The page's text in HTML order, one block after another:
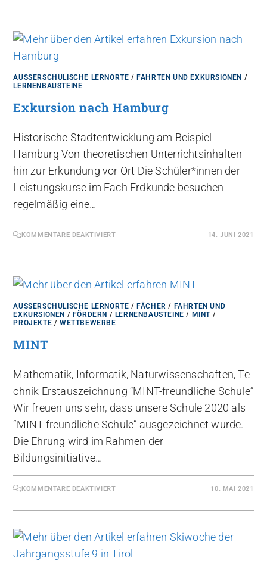
AUSSERSCHULISCHE LERNORTE / FAHRTEN UND EXKURSIONEN /
LERNENBAUSTEINE
Exkursion nach Hamburg
Historische Stadtentwicklung am Beispiel
Hamburg Von theoretischen Unterrichtsinhalten
hin zur Erkundung vor Ort Die Schüler*innen der
Leistungskurse im Fach Erdkunde besuchen
regelmäßig eine…
KOMMENTARE DEAKTIVIERT 14. JUNI 2021
AUSSERSCHULISCHE LERNORTE /FÄCHER / FAHRTEN UND
EXKURSIONEN / FÖRDERN / LERNENBAUSTEINE / MINT /
PROJEKTE /WETTBEWERBE
MINT
Mathematik, Informatik, Naturwissenschaften, Te
chnik Erstauszeichnung “MINT-freundliche Schule”
Wir freuen uns sehr, dass unsere Schule 2020 als
“MINT-freundliche Schule” ausgezeichnet wurde.
Die Ehrung wird im Rahmen der
Bildungsinitiative…
KOMMENTARE DEAKTIVIERT 10. MAI 2021